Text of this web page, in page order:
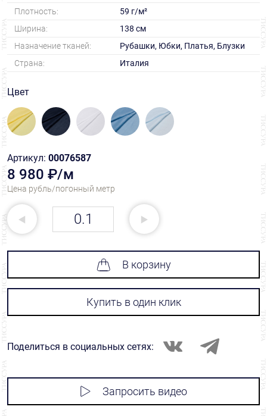
Плотность:
59 г/м²
Ширина:
138 см
Назначение тканей:
Рубашки, Юбки, Платья, Блузки
Страна:
Италия
Цвет
Артикул: 00076587
8 980 ₽/м
Цена рубль/погонный метр
В корзину
Купить в один клик
Поделиться в социальных сетях:
Запросить видео